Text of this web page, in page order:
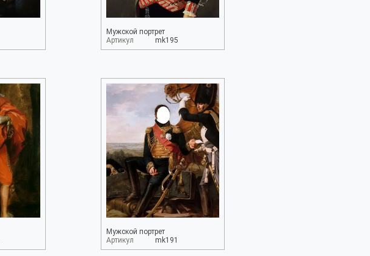
Мужской портрет
Артикул
mk195
Мужской портрет
Артикул
mk191